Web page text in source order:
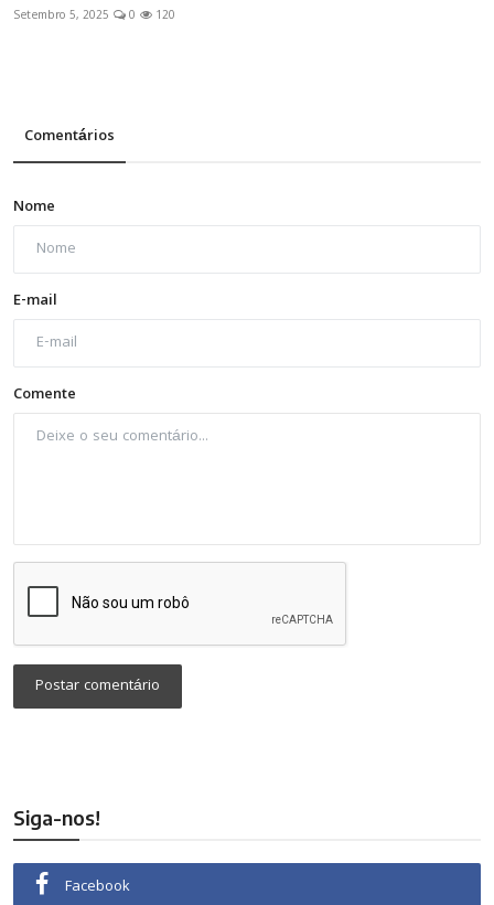
Setembro 5, 2025 0 120
Comentários
Nome
E-mail
Comente
Postar comentário
Siga-nos!
Facebook